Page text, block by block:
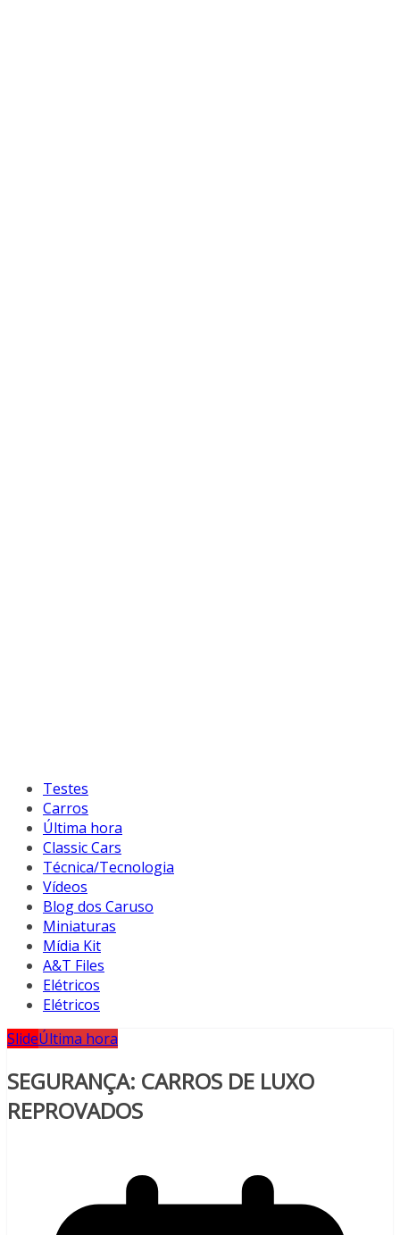
Testes
Carros
Última hora
Classic Cars
Técnica/Tecnologia
Vídeos
Blog dos Caruso
Miniaturas
Mídia Kit
A&T Files
Elétricos
Elétricos
SlideÚltima hora
SEGURANÇA: CARROS DE LUXO
REPROVADOS